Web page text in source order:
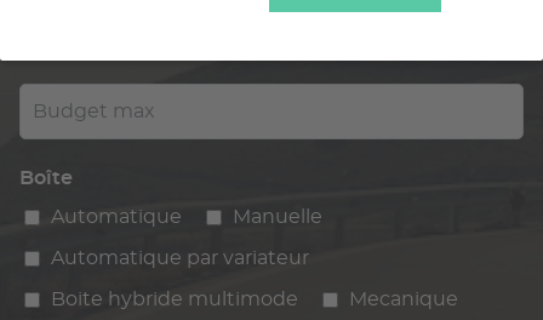
Budget max
Boîte
Automatique
Manuelle
Automatique par variateur
Boite hybride multimode Mecanique